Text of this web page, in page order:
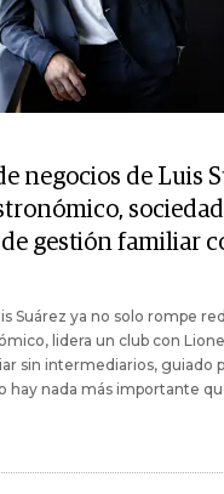
negocios de Luis
gestión familiar
Suárez ya no solo rompe
lidera un club con
sin intermediarios, guiado
hay nada más importante